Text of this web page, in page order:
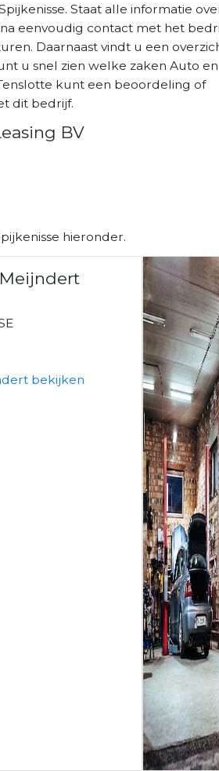
Staat alle informatie
eenvoudig contact met het
Daarnaast vindt u een
u snel zien welke zaken Auto en
kunt een beoordeling of
dit bedrijf.
BV
hieronder.
bekijken